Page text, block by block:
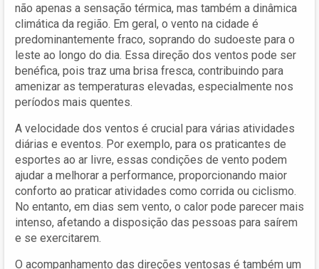
não apenas a sensação térmica, mas também a dinâmica
climática da região. Em geral, o vento na cidade é
predominantemente fraco, soprando do sudoeste para o
leste ao longo do dia. Essa direção dos ventos pode ser
benéfica, pois traz uma brisa fresca, contribuindo para
amenizar as temperaturas elevadas, especialmente nos
períodos mais quentes.
A velocidade dos ventos é crucial para várias atividades
diárias e eventos. Por exemplo, para os praticantes de
esportes ao ar livre, essas condições de vento podem
ajudar a melhorar a performance, proporcionando maior
conforto ao praticar atividades como corrida ou ciclismo.
No entanto, em dias sem vento, o calor pode parecer mais
intenso, afetando a disposição das pessoas para saírem
e se exercitarem.
O acompanhamento das direções ventosas é também um